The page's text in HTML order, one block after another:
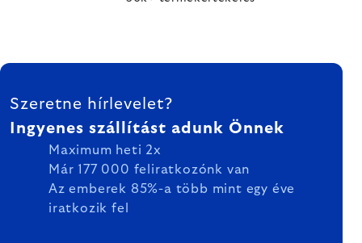
LÁBLÉC
Szeretne hírlevelet?
Ingyenes szállítást adunk Önnek
Maximum heti 2x
Már 177 000 feliratkozónk van
Az emberek 85%-a több mint egy éve
iratkozik fel